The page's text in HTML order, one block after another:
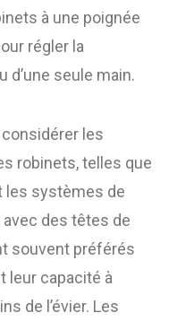
à une poignée
régler la
d’une seule main.
les
robinets, telles que
les systèmes de
avec des têtes de
souvent préférés
leur capacité à
de l’évier. Les